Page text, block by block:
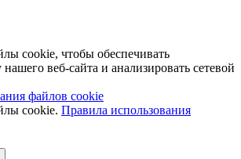
cookie, чтобы обеспечивать
веб-сайта и анализировать сетевой
файлов cookie
cookie. Правила использования